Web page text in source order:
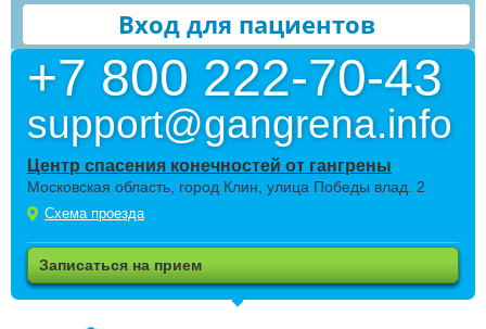
Вход для пациентов
+7 800 222-70-43
support@gangrena.info
Центр спасения конечностей от гангрены
Московская область, город Клин, улица Победы влад. 2
Схема проезда
Записаться на прием